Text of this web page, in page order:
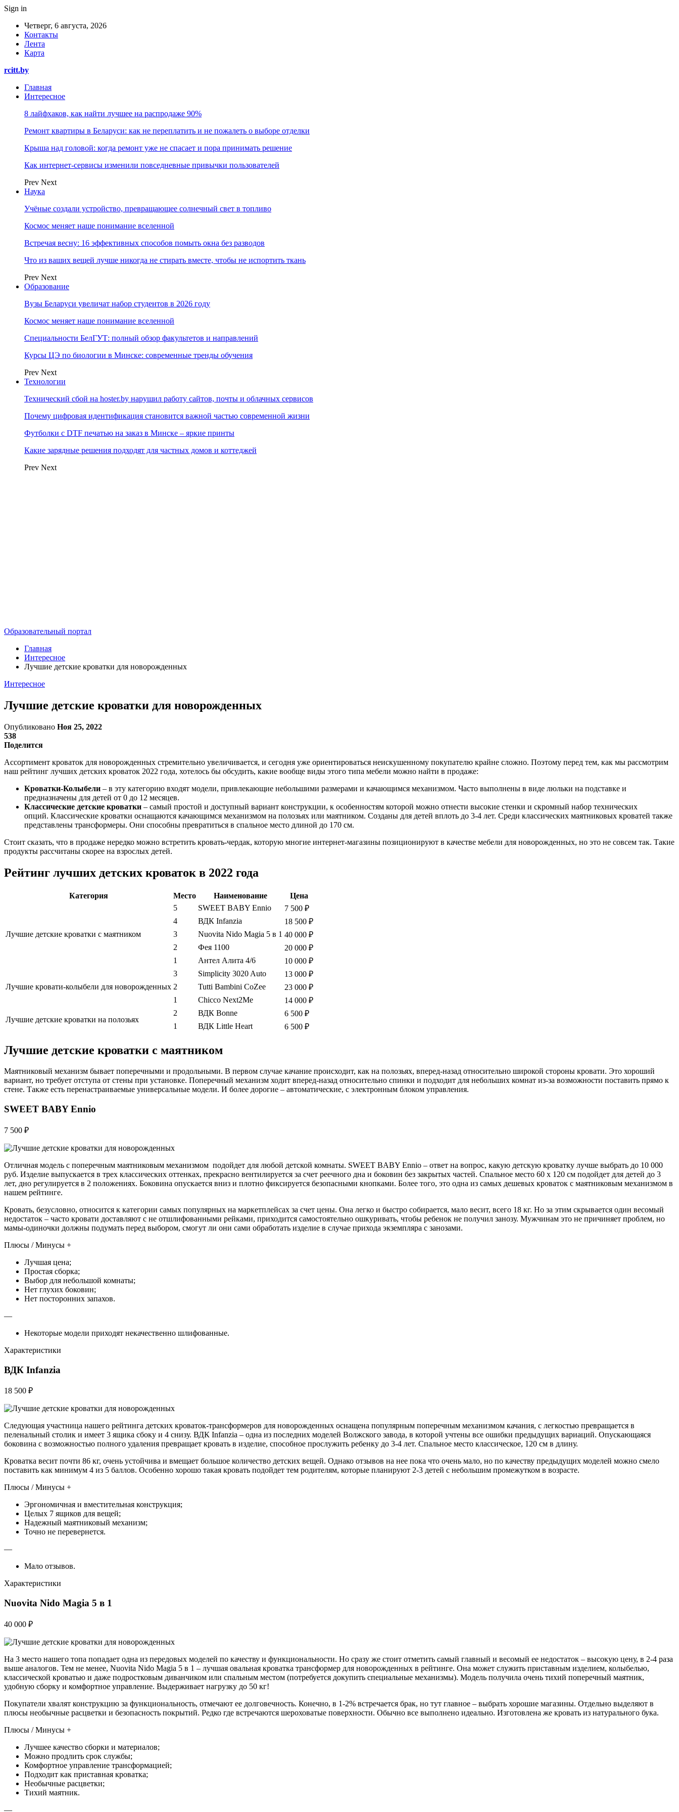
Sign in
Четверг, 6 августа, 2026
Контакты
Лента
Карта
rcitt.by
Главная
Интересное
8 лайфхаков, как найти лучшее на распродаже 90%
Ремонт квартиры в Беларуси: как не переплатить и не пожалеть о выборе отделки
Крыша над головой: когда ремонт уже не спасает и пора принимать решение
Как интернет-сервисы изменили повседневные привычки пользователей
Prev Next
Наука
Учёные создали устройство, превращающее солнечный свет в топливо
Космос меняет наше понимание вселенной
Встречая весну: 16 эффективных способов помыть окна без разводов
Что из ваших вещей лучше никогда не стирать вместе, чтобы не испортить ткань
Prev Next
Образование
Вузы Беларуси увеличат набор студентов в 2026 году
Космос меняет наше понимание вселенной
Специальности БелГУТ: полный обзор факультетов и направлений
Курсы ЦЭ по биологии в Минске: современные тренды обучения
Prev Next
Технологии
Технический сбой на hoster.by нарушил работу сайтов, почты и облачных сервисов
Почему цифровая идентификация становится важной частью современной жизни
Футболки с DTF печатью на заказ в Минске – яркие принты
Какие зарядные решения подходят для частных домов и коттеджей
Prev Next
Образовательный портал
Главная
Интересное
Лучшие детские кроватки для новорожденных
Интересное
Лучшие детские кроватки для новорожденных
Опубликовано Ноя 25, 2022
538
Поделится
Ассортимент кроваток для новорожденных стремительно увеличивается, и сегодня уже ориентироваться неискушенному покупателю крайне сложно. Поэтому перед тем, как мы рассмотрим
наш рейтинг лучших детских кроваток 2022 года, хотелось бы обсудить, какие вообще виды этого типа мебели можно найти в продаже:
Кроватки-Колыбели – в эту категорию входят модели, привлекающие небольшими размерами и качающимся механизмом. Часто выполнены в виде люльки на подставке и
предназначены для детей от 0 до 12 месяцев.
Классические детские кроватки – самый простой и доступный вариант конструкции, к особенностям которой можно отнести высокие стенки и скромный набор технических
опций. Классические кроватки оснащаются качающимся механизмом на полозьях или маятником. Созданы для детей вплоть до 3-4 лет. Среди классических маятниковых кроватей также
представлены трансформеры. Они способны превратиться в спальное место длиной до 170 см.
Стоит сказать, что в продаже нередко можно встретить кровать-чердак, которую многие интернет-магазины позиционируют в качестве мебели для новорожденных, но это не совсем так. Такие
продукты рассчитаны скорее на взрослых детей.
Рейтинг лучших детских кроваток в 2022 года
Категория Место Наименование Цена
Лучшие детские кроватки с маятником
5 SWEET BABY Ennio
7 500 ₽
4
ВДК Infanzia
18 500 ₽
3
Nuovita Nido Magia 5 в 1 40 000 ₽
2
Фея 1100
20 000 ₽
1
Антел Алита 4/6 10 000 ₽
Лучшие кровати-колыбели для новорожденных
3 Simplicity 3020 Auto
13 000 ₽
2
Tutti Bambini CoZee
23 000 ₽
1
Chicco Next2Me 14 000 ₽
Лучшие детские кроватки на полозьях
2 ВДК Bonne
6 500 ₽
1
ВДК Little Heart 6 500 ₽
Лучшие детские кроватки с маятником
Маятниковый механизм бывает поперечными и продольными. В первом случае качание происходит, как на полозьях, вперед-назад относительно широкой стороны кровати. Это хороший
вариант, но требует отступа от стены при установке. Поперечный механизм ходит вперед-назад относительно спинки и подходит для небольших комнат из-за возможности поставить прямо к
стене. Также есть перенастраиваемые универсальные модели. И более дорогие – автоматические, с электронным блоком управления.
SWEET BABY Ennio
7 500 ₽
Отличная модель с поперечным маятниковым механизмом подойдет для любой детской комнаты. SWEET BABY Ennio – ответ на вопрос, какую детскую кроватку лучше выбрать до 10 000
руб. Изделие выпускается в трех классических оттенках, прекрасно вентилируется за счет реечного дна и боковин без закрытых частей. Спальное место 60 х 120 см подойдет для детей до 3
лет, дно регулируется в 2 положениях. Боковина опускается вниз и плотно фиксируется безопасными кнопками. Более того, это одна из самых дешевых кроваток с маятниковым механизмом в
нашем рейтинге.
Кровать, безусловно, относится к категории самых популярных на маркетплейсах за счет цены. Она легко и быстро собирается, мало весит, всего 18 кг. Но за этим скрывается один весомый
недостаток – часто кровати доставляют с не отшлифованными рейками, приходится самостоятельно ошкуривать, чтобы ребенок не получил занозу. Мужчинам это не причиняет проблем, но
мамы-одиночки должны подумать перед выбором, смогут ли они сами обработать изделие в случае прихода экземпляра с занозами.
Плюсы / Минусы +
Лучшая цена;
Простая сборка;
Выбор для небольшой комнаты;
Нет глухих боковин;
Нет посторонних запахов.
—
Некоторые модели приходят некачественно шлифованные.
Характеристики
ВДК Infanzia
18 500 ₽
Следующая участница нашего рейтинга детских кроваток-трансформеров для новорожденных оснащена популярным поперечным механизмом качания, с легкостью превращается в
пеленальный столик и имеет 3 ящика сбоку и 4 снизу. ВДК Infanzia – одна из последних моделей Волжского завода, в которой учтены все ошибки предыдущих вариаций. Опускающаяся
боковина с возможностью полного удаления превращает кровать в изделие, способное прослужить ребенку до 3-4 лет. Спальное место классическое, 120 см в длину.
Кроватка весит почти 86 кг, очень устойчива и вмещает большое количество детских вещей. Однако отзывов на нее пока что очень мало, но по качеству предыдущих моделей можно смело
поставить как минимум 4 из 5 баллов. Особенно хорошо такая кровать подойдет тем родителям, которые планируют 2-3 детей с небольшим промежутком в возрасте.
Плюсы / Минусы +
Эргономичная и вместительная конструкция;
Целых 7 ящиков для вещей;
Надежный маятниковый механизм;
Точно не перевернется.
—
Мало отзывов.
Характеристики
Nuovita Nido Magia 5 в 1
40 000 ₽
На 3 место нашего топа попадает одна из передовых моделей по качеству и функциональности. Но сразу же стоит отметить самый главный и весомый ее недостаток – высокую цену, в 2-4 раза
выше аналогов. Тем не менее, Nuovita Nido Magia 5 в 1 – лучшая овальная кроватка трансформер для новорожденных в рейтинге. Она может служить приставным изделием, колыбелью,
классической кроватью и даже подростковым диванчиком или спальным местом (потребуется докупить специальные механизмы). Модель получила очень тихий поперечный маятник,
удобную сборку и комфортное управление. Выдерживает нагрузку до 50 кг!
Покупатели хвалят конструкцию за функциональность, отмечают ее долговечность. Конечно, в 1-2% встречается брак, но тут главное – выбрать хорошие магазины. Отдельно выделяют в
плюсы необычные расцветки и безопасность покрытий. Редко где встречаются шероховатые поверхности. Обычно все выполнено идеально. Изготовлена же кровать из натурального бука.
Плюсы / Минусы +
Лучшее качество сборки и материалов;
Можно продлить срок службы;
Комфортное управление трансформацией;
Подходит как приставная кроватка;
Необычные расцветки;
Тихий маятник.
—